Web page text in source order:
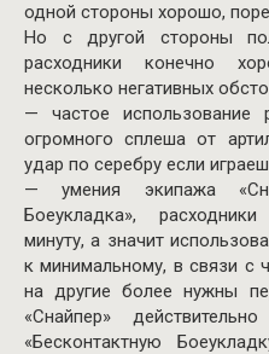
одной стороны хорошо,
Но с другой стороны
расходники конечно
несколько негативных
— частое использование
огромного сплеша от
удар по серебру если
— умения экипажа
Боеукладка»,
минуту, а значит
к минимальному, в связи с
на другие более нужны
«Снайпер»
«Бесконтактную